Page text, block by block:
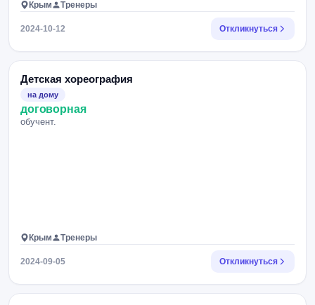
Крым Тренеры
2024-10-12 Откликнуться
Детская хореография
на дому
договорная
обучент.
Крым Тренеры
2024-09-05 Откликнуться